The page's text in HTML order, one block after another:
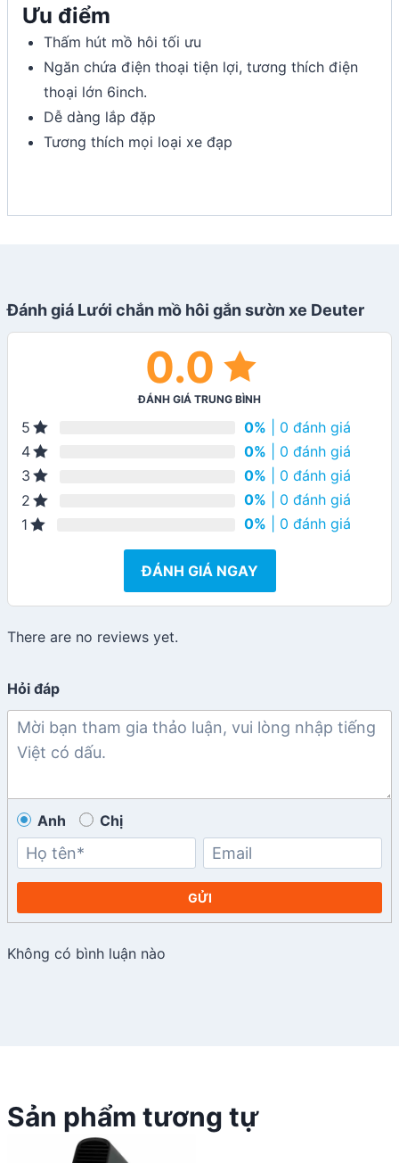
Ưu điểm
Thấm hút mồ hôi tối ưu
Ngăn chứa điện thoại tiện lợi, tương thích điện
thoại lớn 6inch.
Dễ dàng lắp đặp
Tương thích mọi loại xe đạp
Đánh giá Lưới chắn mồ hôi gắn sườn xe Deuter
0.0
ĐÁNH GIÁ TRUNG BÌNH
5 0% | 0 đánh giá
4
0% | 0 đánh giá
3
0% | 0 đánh giá
2
0% | 0 đánh giá
1
0% | 0 đánh giá
ĐÁNH GIÁ NGAY
There are no reviews yet.
Hỏi đáp
Anh Chị
GỬI
Không có bình luận nào
Sản phẩm tương tự